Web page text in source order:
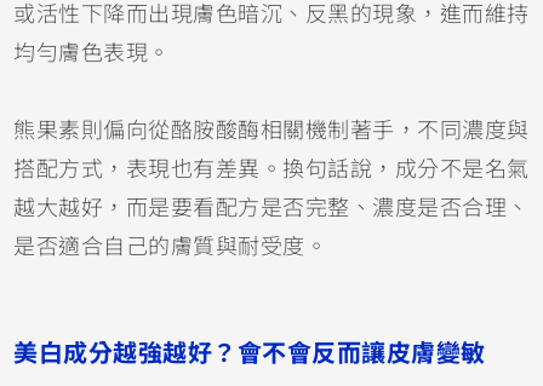
或活性下降而出現膚色暗沉、反黑的現象，進而維持
均勻膚色表現。
熊果素則偏向從酪胺酸酶相關機制著手，不同濃度與
搭配方式，表現也有差異。換句話說，成分不是名氣
越大越好，而是要看配方是否完整、濃度是否合理、
是否適合自己的膚質與耐受度。
美白成分越強越好？會不會反而讓皮膚變敏